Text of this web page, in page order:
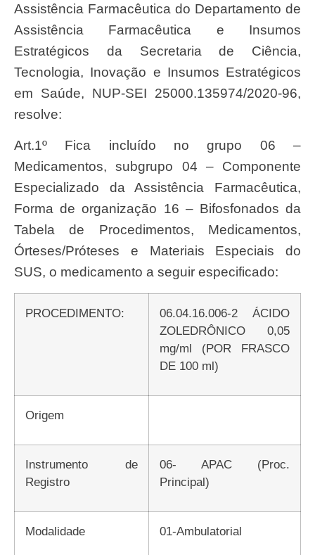
Assistência Farmacêutica do Departamento de
Assistência Farmacêutica e Insumos
Estratégicos da Secretaria de Ciência,
Tecnologia, Inovação e Insumos Estratégicos
em Saúde, NUP-SEI 25000.135974/2020-96,
resolve:
Art.1º Fica incluído no grupo 06 –
Medicamentos, subgrupo 04 – Componente
Especializado da Assistência Farmacêutica,
Forma de organização 16 – Bifosfonados da
Tabela de Procedimentos, Medicamentos,
Órteses/Próteses e Materiais Especiais do
SUS, o medicamento a seguir especificado:
PROCEDIMENTO:
06.04.16.006-2 ÁCIDO
ZOLEDRÔNICO 0,05
mg/ml (POR FRASCO
DE 100 ml)
Origem
Instrumento de
Registro
06- APAC (Proc.
Principal)
Modalidade 01-Ambulatorial